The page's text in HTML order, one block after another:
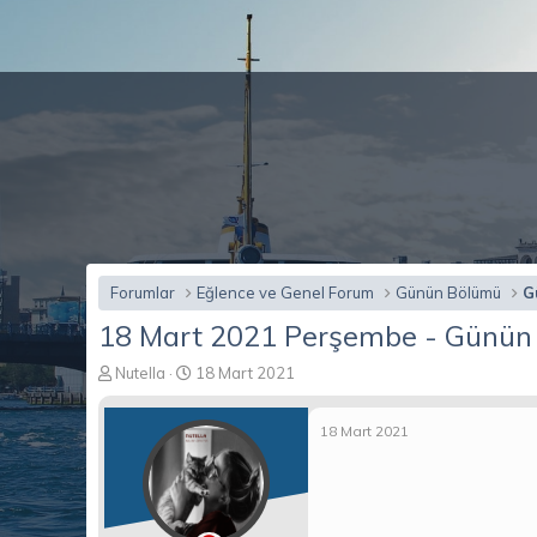
Forumlar Eğlence ve Genel Forum Günün Bölümü
18 Mart 2021 Perşembe -
K
o
b
Nutella
B
a
l
a
n
g
ı
18 Mart 2021
18 Mart 2021